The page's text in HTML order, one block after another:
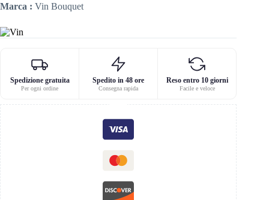
Marca : Vin Bouquet
Spedizione gratuita
Per ogni ordine
Spedito in 48 ore
Consegna rapida
Reso entro 10 giorni
Facile e veloce